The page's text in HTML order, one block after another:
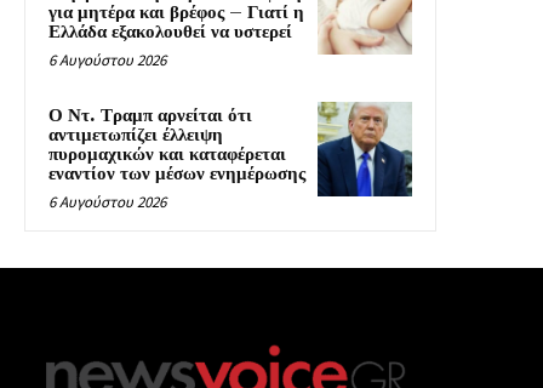
για μητέρα και βρέφος – Γιατί η
Ελλάδα εξακολουθεί να υστερεί
6 Αυγούστου 2026
Ο Ντ. Τραμπ αρνείται ότι
αντιμετωπίζει έλλειψη
πυρομαχικών και καταφέρεται
εναντίον των μέσων ενημέρωσης
6 Αυγούστου 2026